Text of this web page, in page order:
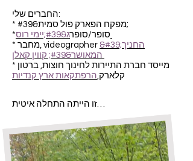
החברים שלי:
* מפקח הפארק פול סמית&#39;
*סופר/סופר
* מחבר, videographer &#39;החניך
* מייסד חברת התיירות לחינוך חוצות, ברטון
קלארק,הרפתקאות ארץ קנדיות
זו הייתה התחלה איטית…